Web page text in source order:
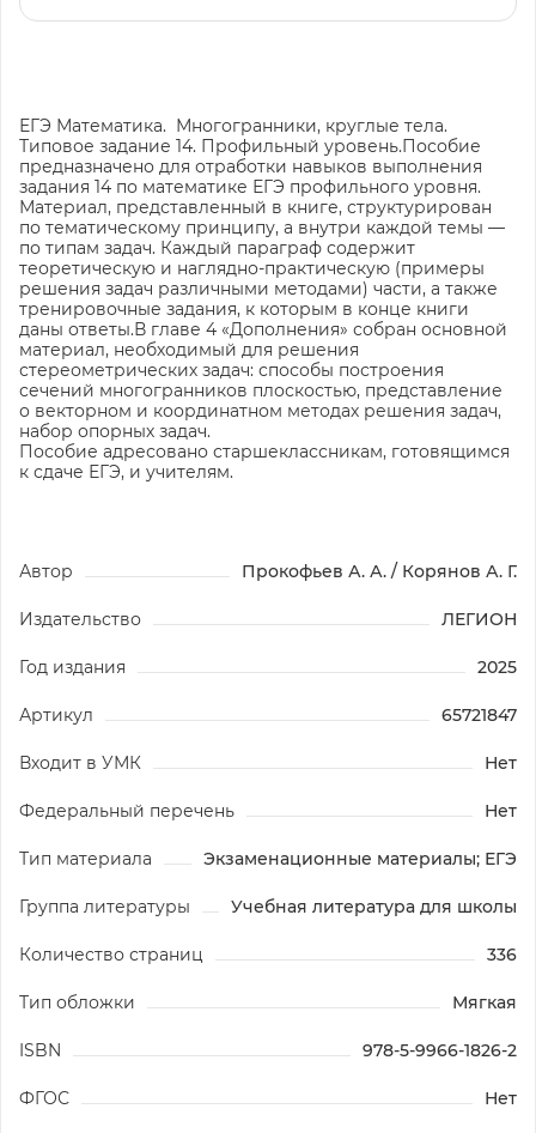
ЕГЭ Математика. Многогранники, круглые тела.
Типовое задание 14. Профильный уровень.Пособие
предназначено для отработки навыков выполнения
задания 14 по математике ЕГЭ профильного уровня.
Материал, представленный в книге, структурирован
по тематическому принципу, а внутри каждой темы —
по типам задач. Каждый параграф содержит
теоретическую и наглядно-практическую (примеры
решения задач различными методами) части, а также
тренировочные задания, к которым в конце книги
даны ответы.В главе 4 «Дополнения» собран основной
материал, необходимый для решения
стереометрических задач: способы построения
сечений многогранников плоскостью, представление
о векторном и координатном методах решения задач,
набор опорных задач.
Пособие адресовано старшеклассникам, готовящимся
к сдаче ЕГЭ, и учителям.
Автор Прокофьев А. А. / Корянов А. Г.
Издательство ЛЕГИОН
Год издания 2025
Артикул 65721847
Входит в УМК Нет
Федеральный перечень Нет
Тип материала Экзаменационные материалы; ЕГЭ
Группа литературы Учебная литература для школы
Количество страниц 336
Тип обложки Мягкая
ISBN 978-5-9966-1826-2
ФГОС Нет